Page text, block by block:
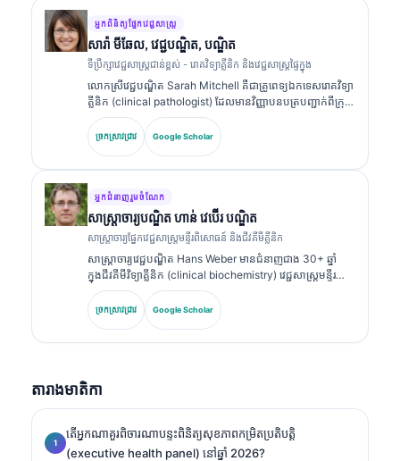
បានបោះពុម្ពផ្សាយយ៉ាងទូលំទូលាយលើការបកស្រាយសញ្ញា
សម្គាល់ជីវសាស្ត្រ និងការធ្វើរោគវិនិច្ឆ័យក្នុងមន្ទីរពិសោធន៍លើប្រធានប
ទទាក់ទងនឹងវេជ្ជសាស្ត្រមន្ទីរពិសោធន៍។.
អ្នកពិនិត្យផ្នែកវេជ្ជសាស្ត្រ
សារ៉ា មីឆែល, វេជ្ជបណ្ឌិត, បណ្ឌិត
ទីប្រឹក្សាវេជ្ជសាស្ត្រជាន់ខ្ពស់ - រោគវិទ្យាគ្លីនិក និងវេជ្ជសាស្ត្រផ្ទៃក្នុង
លោកស្រីវេជ្ជបណ្ឌិត Sarah Mitchell គឺជាគ្រូពេទ្យឯកទេសរោគវិទ្យា
គ្លីនិក (clinical pathologist) ដែលមានវិញ្ញាបនបត្របញ្ជាក់ពីក្រុម
ប្រឹក្សាវេជ្ជសាស្ត្រ និងមានបទពិសោធន៍ជាង 18 ឆ្នាំក្នុងវិស័យវេជ្ជ
សាស្ត្រមន្ទីរពិសោធន៍ និងការវិភាគផ្នែករោគវិនិច្ឆ័យ។ លោកស្រីមាន
វិញ្ញាបនបត្រឯកទេសក្នុងគីមីវិទ្យាគ្លីនិក (clinical chemistry)
ច្រកស្រាវជ្រាវ Google Scholar
អ្នកជំនាញរួមចំណែក
សាស្ត្រាចារ្យ​បណ្ឌិត ហាន់ វេប៊ើរ បណ្ឌិត
សាស្ត្រាចារ្យផ្នែកវេជ្ជសាស្ត្រមន្ទីរពិសោធន៍ និងជីវគីមីគ្លីនិក
សាស្ត្រាចារ្យវេជ្ជបណ្ឌិត Hans Weber មានជំនាញជាង 30+ ឆ្នាំ
ក្នុងជីវគីមីវិទ្យាគ្លីនិក (clinical biochemistry) វេជ្ជសាស្ត្រមន្ទីរ
ពិសោធន៍ និងការស្រាវជ្រាវសញ្ញាសម្គាល់ជីវសាស្ត្រ (biomarker
research)។ អតីតប្រធានសមាគមគីមីវិទ្យាគ្លីនិកអាល្លឺម៉ង់
(German Society for Clinical Chemistry) លោកមានជំនាញ
ដោយ AI។.
ច្រកស្រាវជ្រាវ Google Scholar
តារាងមាតិកា
តើអ្នកណាគួរពិចារណាបន្ទះពិនិត្យសុខភាពកម្រិតប្រតិបត្តិ
(executive health panel) នៅឆ្នាំ 2026?